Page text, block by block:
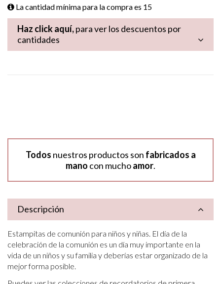
La cantidad mínima para la compra es 15
Haz click aquí,para ver los descuentos por
cantidades
Todos nuestros productos son fabricados a
mano con muchoamor.
Descripción
Estampitas de comunión para niños y niñas. El día de la
celebración de la comunión es un día muy importante en la
vida de un niños y su familia y deberías estar organizado de la
mejor forma posible.